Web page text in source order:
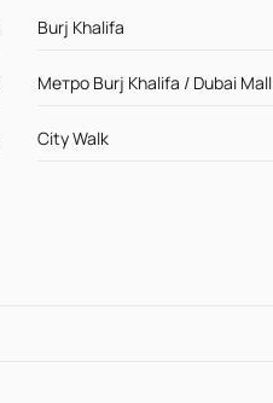
Burj Khalifa
Метро Burj Khalifa / Dubai Mall
City Walk